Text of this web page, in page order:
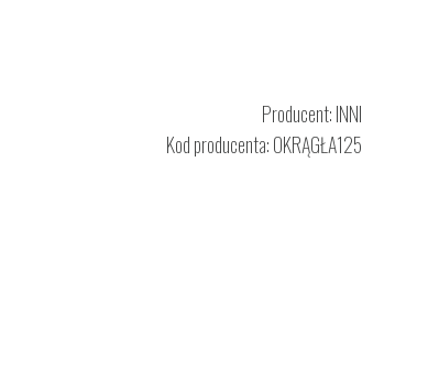
Producent:INNI
Kod producenta: OKRĄGŁA125